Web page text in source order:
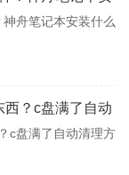
舟笔记本安装什么
西？c盘满了自动
c盘满了自动清理方